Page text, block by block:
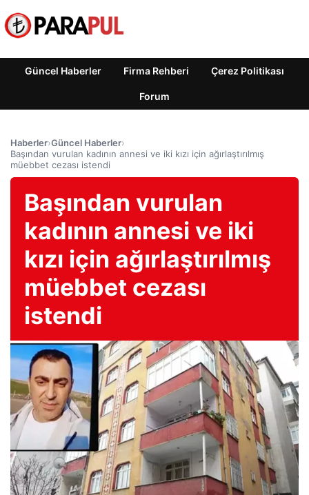
Güncel Haberler Firma Rehberi Çerez Politikası
Forum
Haberler›Güncel Haberler›
Başından vurulan kadının annesi ve iki kızı için ağırlaştırılmış
müebbet cezası istendi
Başından vurulan
kadının annesi ve iki
kızı için ağırlaştırılmış
müebbet cezası
istendi